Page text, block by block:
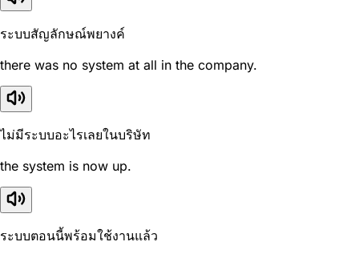
ระบบสัญลักษณ์พยางค์
there was no system at all in the company.
ไม่มีระบบอะไรเลยในบริษัท
the system is now up.
ระบบตอนนี้พร้อมใช้งานแล้ว